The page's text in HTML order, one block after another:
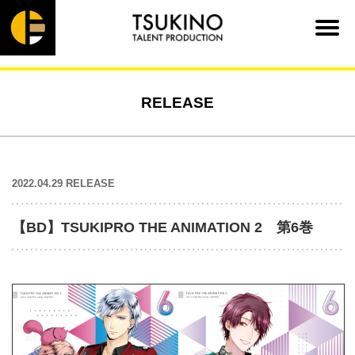
RELEASE
2022.04.29 RELEASE
【BD】TSUKIPRO THE ANIMATION 2 第6巻